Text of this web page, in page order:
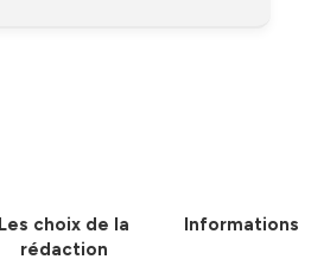
Les choix de la
rédaction
Informations